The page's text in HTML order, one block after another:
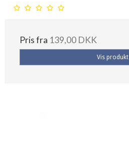
Pris fra 139,00 DKK
Vis produkt